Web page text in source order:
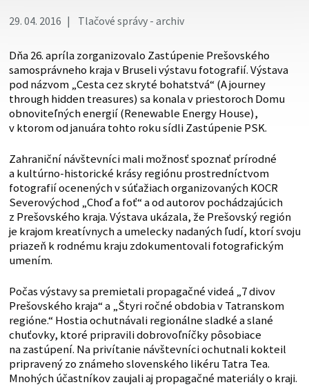
29. 04. 2016 Tlačové správy - archiv
Dňa 26. apríla zorganizovalo Zastúpenie Prešovského
samosprávneho kraja v Bruseli výstavu fotografií. Výstava
pod názvom „Cesta cez skryté bohatstvá“ (A journey
through hidden treasures) sa konala v priestoroch Domu
obnoviteľných energií (Renewable Energy House),
v ktorom od januára tohto roku sídli Zastúpenie PSK.
Zahraniční návštevníci mali možnosť spoznať prírodné
a kultúrno-historické krásy regiónu prostredníctvom
fotografií ocenených v súťažiach organizovaných KOCR
Severovýchod „Choď a foť“ a od autorov pochádzajúcich
z Prešovského kraja. Výstava ukázala, že Prešovský región
je krajom kreatívnych a umelecky nadaných ľudí, ktorí svoju
priazeň k rodnému kraju zdokumentovali fotografickým
umením.
Počas výstavy sa premietali propagačné videá „7 divov
Prešovského kraja“ a „Štyri ročné obdobia v Tatranskom
regióne.“ Hostia ochutnávali regionálne sladké a slané
chuťovky, ktoré pripravili dobrovoľníčky pôsobiace
na zastúpení. Na privítanie návštevníci ochutnali kokteil
pripravený zo známeho slovenského likéru Tatra Tea.
Mnohých účastníkov zaujali aj propagačné materiály o kraji.